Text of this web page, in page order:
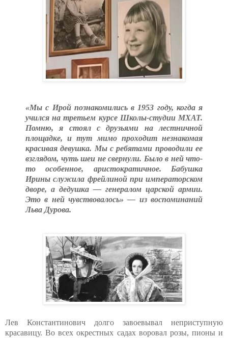
«Мы с Ирой познакомились в 1953 году, когда я
учился на третьем курсе Школы-студии МХАТ.
Помню, я стоял с друзьями на лестничной
площадке, и тут мимо проходит незнакомая
красивая девушка. Мы с ребятами проводили ее
взглядом, чуть шеи не свернули. Было в ней что-
то особенное, аристократичное. Бабушка
Ирины служила фрейлиной при императорском
дворе, а дедушка — генералом царской армии.
Это в ней чувствовалось» — из воспоминаний
Льва Дурова.
Лев Константинович долго завоевывал неприступную
красавицу. Во всех окрестных садах воровал розы, пионы и